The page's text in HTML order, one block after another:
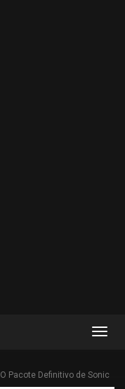
O Pacote Definitivo de Sonic